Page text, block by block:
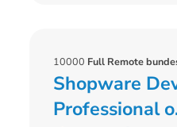
10000 Full Remote
Shopware
Professional